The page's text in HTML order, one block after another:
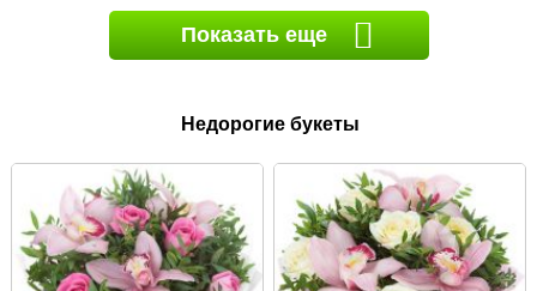
Показать еще
Недорогие букеты